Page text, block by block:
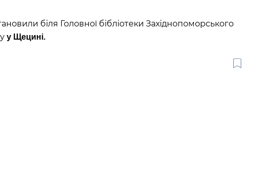
біля Головної бібліотеки Західнопоморського
у Щецині.